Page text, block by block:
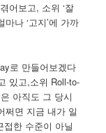
어보고, 소위 ‘잘
나 ‘고지’에 가까
로 만들어보겠다
있고,소위 Roll-to-
아직도 그 당시
쩌면 지금 내가 일
접한 수준이 아닐